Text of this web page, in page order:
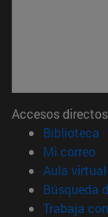
Accesos directos
Biblioteca
Mi correo
Aula virtual
Búsqueda
Trabaja